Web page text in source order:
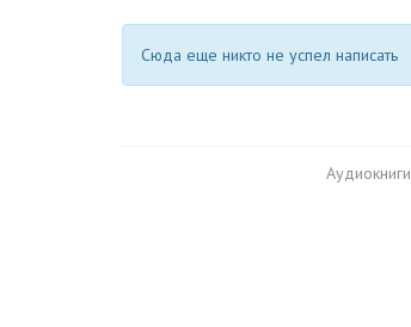
Сюда еще никто не успел написать
Аудиокниги